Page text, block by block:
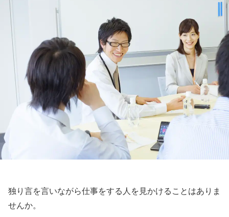
独り言を言いながら仕事をする人を見かけることはありま
せんか。